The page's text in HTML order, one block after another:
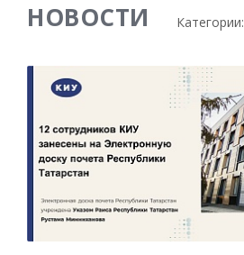
НОВОСТИ Категории: